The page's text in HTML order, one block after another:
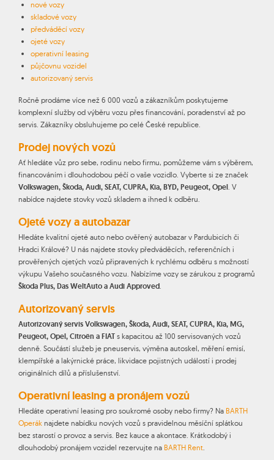
nové vozy
skladové vozy
předváděcí vozy
ojeté vozy
operativní leasing
půjčovnu vozidel
autorizovaný servis
Ročně prodáme více než 6 000 vozů a zákazníkům poskytujeme
komplexní služby od výběru vozu přes financování, poradenství až po
servis. Zákazníky obsluhujeme po celé České republice.
Prodej nových vozů
Ať hledáte vůz pro sebe, rodinu nebo firmu, pomůžeme vám s výběrem,
financováním i dlouhodobou péčí o vaše vozidlo. Vyberte si ze značek
Volkswagen, Škoda, Audi, SEAT, CUPRA, Kia, BYD, Peugeot, Opel . V
nabídce najdete stovky vozů skladem a ihned k odběru.
Ojeté vozy a autobazar
Hledáte kvalitní ojeté auto nebo ověřený autobazar v Pardubicích či
Hradci Králové? U nás najdete stovky předváděcích, referenčních i
prověřených ojetých vozů připravených k rychlému odběru s možností
výkupu Vašeho současného vozu. Nabízíme vozy se zárukou z programů
Škoda Plus, Das WeltAuto a Audi Approved.
Autorizovaný servis
Autorizovaný servis Volkswagen, Škoda, Audi, SEAT, CUPRA, Kia, MG,
Peugeot, Opel, Citroën a FIAT s kapacitou až 100 servisovaných vozů
denně. Součástí služeb je pneuservis, výměna autoskel, měření emisí,
klempířské a lakýrnické práce, likvidace pojistných událostí i prodej
originálních dílů a příslušenství.
Operativní leasing a pronájem vozů
Hledáte operativní leasing pro soukromé osoby nebo firmy? Na BARTH
Operák najdete nabídku nových vozů s pravidelnou měsíční splátkou
bez starostí o provoz a servis. Bez kauce a akontace. Krátkodobý i
dlouhodobý pronájem vozidel rezervujte na BARTH Rent.